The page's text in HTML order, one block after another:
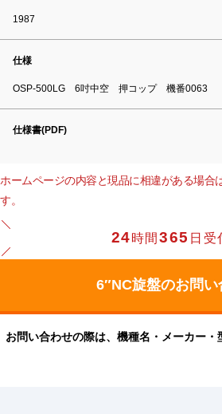
1987
仕様
OSP-500LG 6吋中空 押コップ 機番0063
仕様書(PDF)
ホームページの内容と現品に相違がある場合
す。
24時間365 日受
お問い合わせの際は、機種名・メーカー・